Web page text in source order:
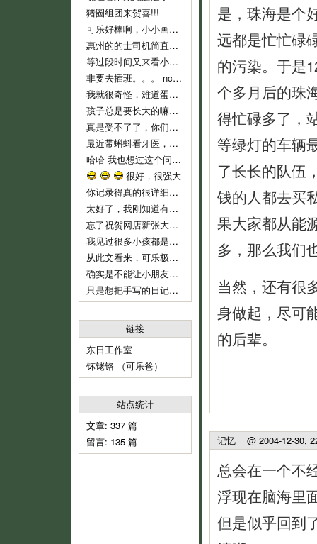
猪圈组团来贺喜!!!
可乐好棒啊，小小画家！
惠州的的士司机简直就是人渣...服务态度不好..个人素质差..喜欢兜远路,花钱做他们的的士..他们反而是老大,还说争创文明城市,有
等过段时间又来看小可乐
非要去插班。。。 nc，nc，新时代的蛋痛。
我就很奇怪，难道蛋教主和教主夫人小时候没有去过幼儿园么？难倒不记得当时自己的心情吗？ 自从蛋教主一开始说通过洗脑，可以让小孩
孩子总是要长大的嘛，3岁上幼儿园也不算早吧，我们从来不乱给药给可乐吃的，就是发烧不高，我们也都是坚持监督喝水降温而已。长河叔叔，太
真是受不了了，你们就不能让可乐对幼儿园渐进适应吗？ 都开始出现生理反应了。再说，现在小孩这么小，不能随便用药，怎么像起来这么
最近带蝌蚪看牙医，医生说只要有牙齿就要开始刷牙！ 不过貌似小朋友不是很好教，蝌蚪现在非常愿意啃牙刷~ 听好些人提到巧虎里教刷牙
哈哈 我也想过这个问题。我不相信自己会有电影主角这么好的运气，所以宁愿跟那个最早发现问题的可怜科学家一样，全家人在一起……
很好，很强大
你记录得真的很详细，他长大了，会感谢妈妈给他留下这么珍贵的记忆！
太好了，我刚知道有这些地址，最近即将收拾一批，生小孩后不能穿的衣服，一定去寄。
忘了祝贺网店新张大吉，生意兴隆！！
我见过很多小孩都是这样，二岁左右是特别不乖的时期，自我意识开始膨胀，以逆反为乐，给他说道理又不懂，这是正常的，小桃你已经很有耐心了
从此文看来，可乐极具创意，涂鸦都这么有风格，玩汽车还玩得这么有门道。亲亲可乐赞一个！
确实是不能让小朋友单独坐的，一个急刹车就很危险了。我也是很短的路途而且低峰期才敢单独让他坐车的。
只是想把手写的日记送给可乐，毕竟觉得手写本看起来要比电子版有感觉一些。当然，以后也会常更新可乐的一些成长记录上来和大家分享的。
链接
东日工作室
钚铑铬 （可乐爸）
站点统计
文章: 337 篇
留言: 135 篇
是，珠海是个
远都是忙忙碌
的污染。于是
个多月后的珠
得忙碌多了，
等绿灯的车辆
了长长的队伍
钱的人都去买
果大家都从能
多，那么我们
当然，还有很
身做起，尽可
的后辈。
记忆 @ 2004-12-30,
总会在一个不
浮现在脑海里
但是似乎回到